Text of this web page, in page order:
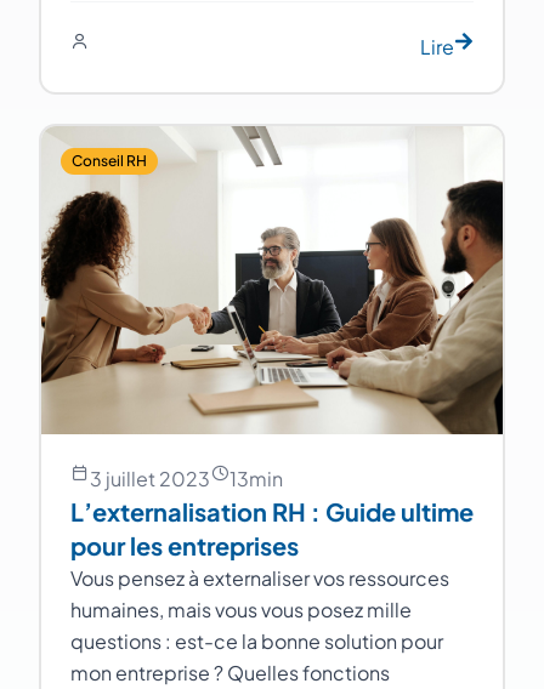
Lire
Conseil RH
3 juillet 2023 13min
L’externalisation RH : Guide ultime
pour les entreprises
Vous pensez à externaliser vos ressources
humaines, mais vous vous posez mille
questions : est-ce la bonne solution pour
mon entreprise ? Quelles fonctions